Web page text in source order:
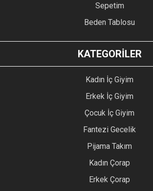
Sepetim
Beden Tablosu
KATEGORİLER
Kadın İç Giyim
Erkek İç Giyim
Çocuk İç Giyim
Fantezi Gecelik
Pijama Takım
Kadın Çorap
Erkek Çorap